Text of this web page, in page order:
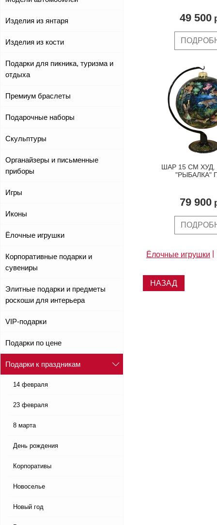
Изделия из янтаря
Изделия из кости
Подарки для пикника, туризма и
отдыха
Премиум браслеты
Подарочные наборы
Скульптуры
Органайзеры и письменные
приборы
Игры
Иконы
Ёлочные игрушки
Корпоративные подарки и
сувениры
Элитные подарки и предметы
роскоши для интерьера
VIP-подарки
Подарки по цене
Подарки к праздникам
14 февраля
23 февраля
8 марта
День рождения
Корпоративы
Новоселье
Новый год
49 500
ШАР 15 СМ
"РЫБАЛКА"
79 900
Ёлочные игрушки
НАЗАД